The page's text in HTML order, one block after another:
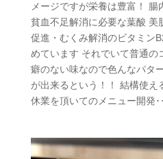
メージですが栄養は豊富！
貧血不足解消に必要な葉酸 美
促進・むくみ解消のビタミン
めています それでいて普通の
癖のない味なので色んなパタ
が出来るという！！ 結構使え
休業を頂いてのメニュー開発･･